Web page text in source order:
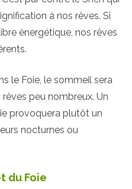
à nos rêves. Si
énergétique, nos rêves
le Foie, le sommeil sera
peu nombreux. Un
provoquera plutôt un
nocturnes ou
du Foie